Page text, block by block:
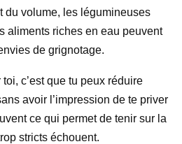
du volume, les légumineuses
aliments riches en eau peuvent
de grignotage.
c’est que tu peux réduire
avoir l’impression de te priver
ce qui permet de tenir sur la
stricts échouent.